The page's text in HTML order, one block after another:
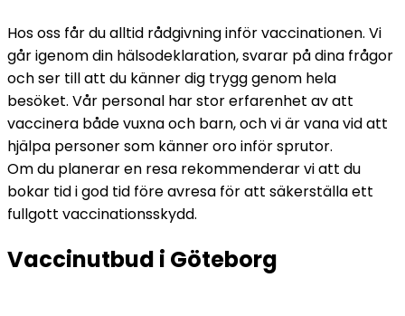
Hos oss får du alltid rådgivning inför vaccinationen. Vi
går igenom din hälsodeklaration, svarar på dina frågor
och ser till att du känner dig trygg genom hela
besöket. Vår personal har stor erfarenhet av att
vaccinera både vuxna och barn, och vi är vana vid att
hjälpa personer som känner oro inför sprutor.
Om du planerar en resa rekommenderar vi att du
bokar tid i god tid före avresa för att säkerställa ett
fullgott vaccinationsskydd.
Vaccinutbud i Göteborg